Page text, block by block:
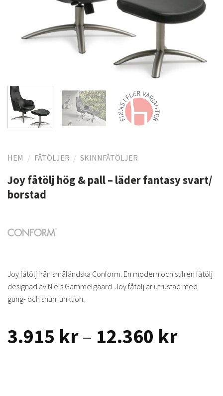
HEM / FÅTÖLJER / SKINNFÅTÖLJER
Joy fåtölj hög & pall – läder fantasy svart/
borstad
Joy fåtölj från småländska Conform. En modern och stilren fåtölj
designad av Niels Gammelgaard. Joy fåtölj är utrustad med
gung- och snurrfunktion.
3.915 kr – 12.360 kr